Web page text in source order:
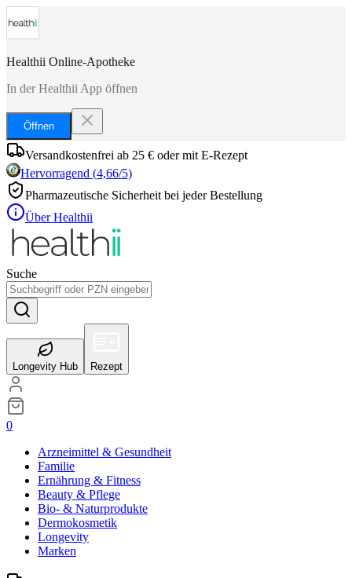
Healthii Online-Apotheke
In der Healthii App öffnen
Öffnen
Versandkostenfrei ab 25 € oder mit E-Rezept
Hervorragend (4,66/5)
Pharmazeutische Sicherheit bei jeder Bestellung
Über Healthii
Suche
Longevity Hub Rezept
0
Arzneimittel & Gesundheit
Familie
Ernährung & Fitness
Beauty & Pflege
Bio- & Naturprodukte
Dermokosmetik
Longevity
Marken